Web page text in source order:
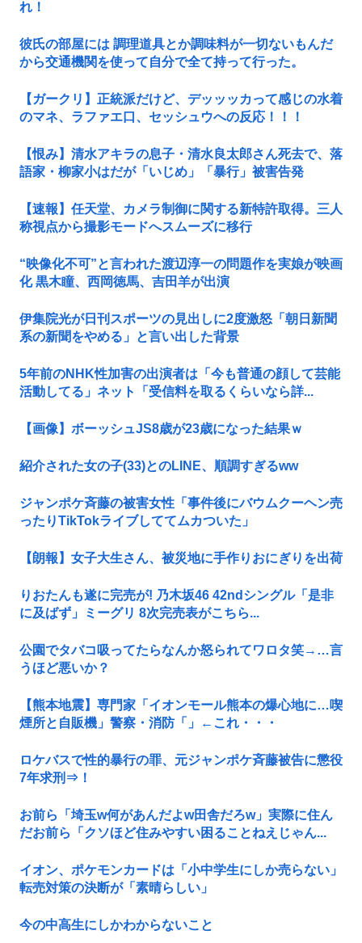
れ！
彼氏の部屋には 調理道具とか調味料が一切ないもんだ
から交通機関を使って自分で全て持って行った。
【ガークリ】正統派だけど、デッッッカって感じの水着
のマネ、ラファエ口、セッシュウへの反応！！！
【恨み】清水アキラの息子・清水良太郎さん死去で、落
語家・柳家小はだが「いじめ」「暴行」被害告発
【速報】任天堂、カメラ制御に関する新特許取得。三人
称視点から撮影モードへスムーズに移行
“映像化不可”と言われた渡辺淳一の問題作を実娘が映画
化 黒木瞳、西岡徳馬、吉田羊が出演
伊集院光が日刊スポーツの見出しに2度激怒「朝日新聞
系の新聞をやめる」と言い出した背景
5年前のNHK性加害の出演者は「今も普通の顔して芸能
活動してる」ネット「受信料を取るくらいなら詳...
【画像】ボーッシュJS8歳が23歳になった結果ｗ
紹介された女の子(33)とのLINE、順調すぎるww
ジャンポケ斉藤の被害女性「事件後にバウムクーヘン売
ったりTikTokライブしててムカついた」
【朗報】女子大生さん、被災地に手作りおにぎりを出荷
りおたんも遂に完売が! 乃木坂46 42ndシングル「是非
に及ばず」ミーグリ 8次完売表がこちら...
公園でタバコ吸ってたらなんか怒られてワロタ笑→…言
うほど悪いか？
【熊本地震】専門家「イオンモール熊本の爆心地に…喫
煙所と自販機」警察・消防「」←これ・・・
ロケバスで性的暴行の罪、元ジャンポケ斉藤被告に懲役
7年求刑⇒！
お前ら「埼玉w何があんだよw田舎だろw」実際に住ん
だお前ら「クソほど住みやすい困ることねえじゃん...
イオン、ポケモンカードは「小中学生にしか売らない」
転売対策の決断が「素晴らしい」
今の中高生にしかわからないこと